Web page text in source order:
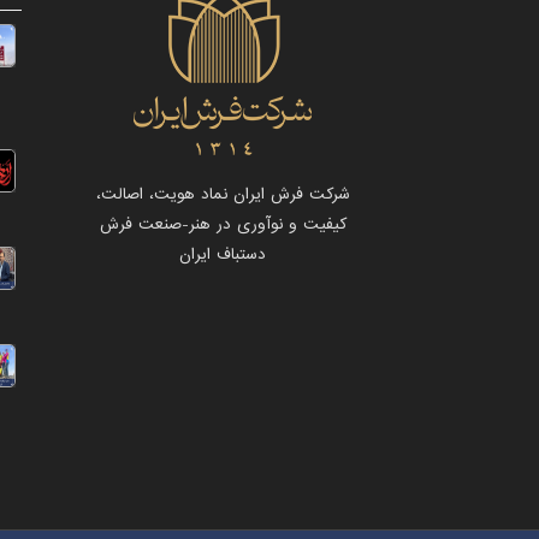
شرکت فرش ایران نماد هویت، اصالت،
کیفیت و نوآوری در هنر-صنعت فرش
دستباف ایران